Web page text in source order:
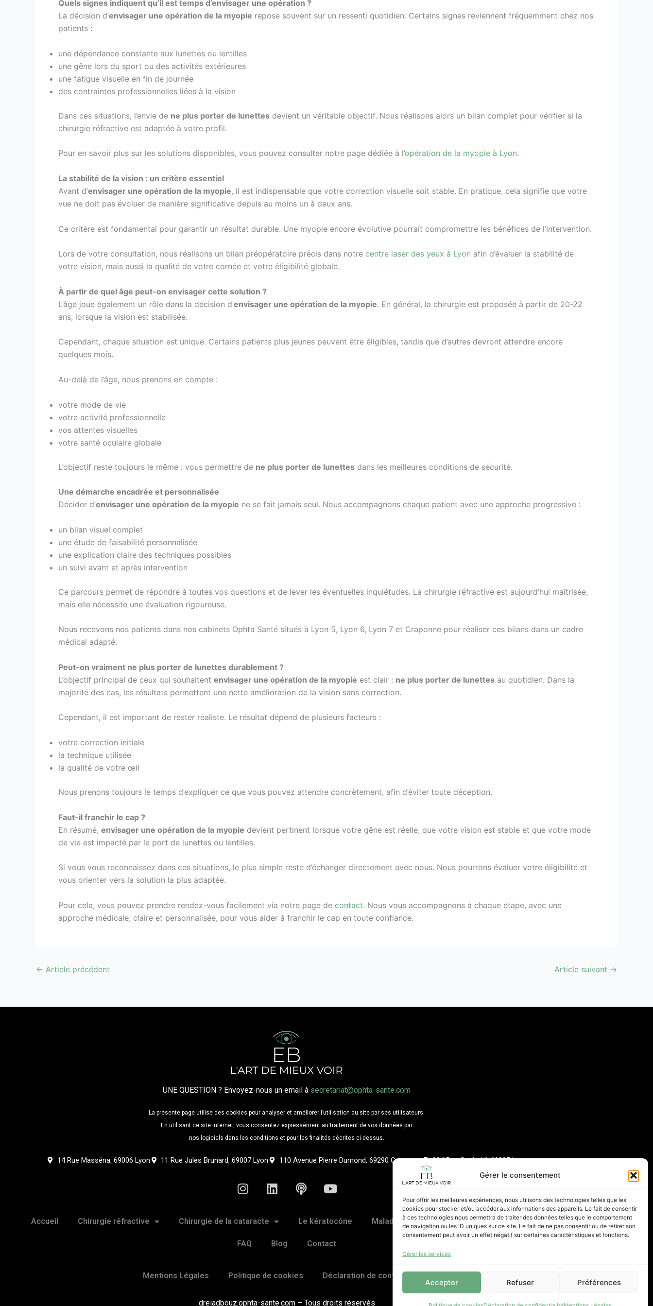
Gérer le consentement
Pour offrir les meilleures expériences, nous utilisons des technologies telles que les
cookies pour stocker et/ou accéder aux informations des appareils. Le fait de consentir
à ces technologies nous permettra de traiter des données telles que le comportement
de navigation ou les ID uniques sur ce site. Le fait de ne pas consentir ou de retirer son
consentement peut avoir un effet négatif sur certaines caractéristiques et fonctions.
Gérer les services
Accepter Refuser Préférences
Quels signes indiquent qu’il est temps d’envisager une opération ?
La décision d’envisager une opération de la myopie repose souvent sur un ressenti quotidien. Certains signes reviennent fréquemment chez nos
patients :
une dépendance constante aux lunettes ou lentilles
une gêne lors du sport ou des activités extérieures
une fatigue visuelle en fin de journée
des contraintes professionnelles liées à la vision
Dans ces situations, l’envie de ne plus porter de lunettes devient un véritable objectif. Nous réalisons alors un bilan complet pour vérifier si la
chirurgie réfractive est adaptée à votre profil.
Pour en savoir plus sur les solutions disponibles, vous pouvez consulter notre page dédiée à l’opération de la myopie à Lyon.
La stabilité de la vision : un critère essentiel
Avant d’envisager une opération de la myopie, il est indispensable que votre correction visuelle soit stable. En pratique, cela signifie que votre
vue ne doit pas évoluer de manière significative depuis au moins un à deux ans.
Ce critère est fondamental pour garantir un résultat durable. Une myopie encore évolutive pourrait compromettre les bénéfices de l’intervention.
Lors de votre consultation, nous réalisons un bilan préopératoire précis dans notre centre laser des yeux à Lyon afin d’évaluer la stabilité de
votre vision, mais aussi la qualité de votre cornée et votre éligibilité globale.
À partir de quel âge peut-on envisager cette solution ?
L’âge joue également un rôle dans la décision d’envisager une opération de la myopie. En général, la chirurgie est proposée à partir de 20-22
ans, lorsque la vision est stabilisée.
Cependant, chaque situation est unique. Certains patients plus jeunes peuvent être éligibles, tandis que d’autres devront attendre encore
quelques mois.
Au-delà de l’âge, nous prenons en compte :
votre mode de vie
votre activité professionnelle
vos attentes visuelles
votre santé oculaire globale
L’objectif reste toujours le même : vous permettre de ne plus porter de lunettes dans les meilleures conditions de sécurité.
Une démarche encadrée et personnalisée
Décider d’envisager une opération de la myopie ne se fait jamais seul. Nous accompagnons chaque patient avec une approche progressive :
un bilan visuel complet
une étude de faisabilité personnalisée
une explication claire des techniques possibles
un suivi avant et après intervention
Ce parcours permet de répondre à toutes vos questions et de lever les éventuelles inquiétudes. La chirurgie réfractive est aujourd’hui maîtrisée,
mais elle nécessite une évaluation rigoureuse.
Nous recevons nos patients dans nos cabinets Ophta Santé situés à Lyon 5, Lyon 6, Lyon 7 et Craponne pour réaliser ces bilans dans un cadre
médical adapté.
Peut-on vraiment ne plus porter de lunettes durablement ?
L’objectif principal de ceux qui souhaitent envisager une opération de la myopie est clair : ne plus porter de lunettes au quotidien. Dans la
majorité des cas, les résultats permettent une nette amélioration de la vision sans correction.
Cependant, il est important de rester réaliste. Le résultat dépend de plusieurs facteurs :
votre correction initiale
la technique utilisée
la qualité de votre œil
Nous prenons toujours le temps d’expliquer ce que vous pouvez attendre concrètement, afin d’éviter toute déception.
Faut-il franchir le cap ?
En résumé, envisager une opération de la myopie devient pertinent lorsque votre gêne est réelle, que votre vision est stable et que votre mode
de vie est impacté par le port de lunettes ou lentilles.
Si vous vous reconnaissez dans ces situations, le plus simple reste d’échanger directement avec nous. Nous pourrons évaluer votre éligibilité et
vous orienter vers la solution la plus adaptée.
Pour cela, vous pouvez prendre rendez-vous facilement via notre page de contact. Nous vous accompagnons à chaque étape, avec une
approche médicale, claire et personnalisée, pour vous aider à franchir le cap en toute confiance.
← Article précédent Article suivant →
UNE QUESTION ? Envoyez-nous un email à secretariat@ophta-sante.com
La présente page utilise des cookies pour analyser et améliorer l’utilisation du site par ses utilisateurs.
En utilisant ce site internet, vous consentez expressément au traitement de vos données par
nos logiciels dans les conditions et pour les finalités décrites ci-dessus.
14 Rue Masséna, 69006 Lyon 11 Rue Jules Brunard, 69007 Lyon 110 Avenue Pierre Dumond, 69290 Craponne 304 Rue Garibaldi, 69007 Lyon
I
n
t
g
m
L
i
k
d
P
o
c
Y
o
t
b
Accueil Chirurgie réfractive Chirurgie de la cataracte Le kératocône Maladies oculaires Ortho-K Expertise
FAQ Blog Contact
Mentions Légales Politique de cookies Déclaration de confidentialité
dreiadbouz.ophta-sante.com – Tous droits réservés